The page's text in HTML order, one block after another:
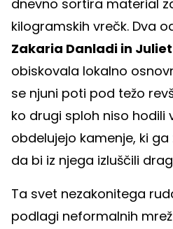
dnevno sortira material
kilogramskih vrečk. Dva
Zakaria Danladi in Juliet
obiskovala lokalno
se njuni poti pod težo
ko drugi sploh niso hodili
obdelujejo kamenje, ki
da bi iz njega izluščili
Ta svet nezakonitega
podlagi neformalnih